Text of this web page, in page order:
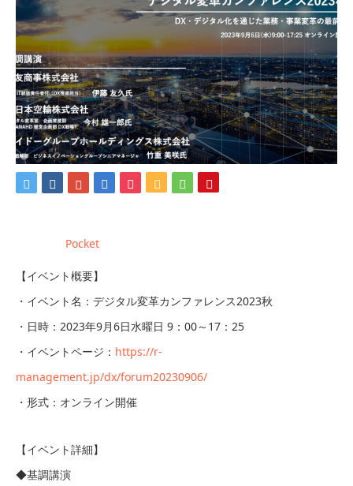
Pocket
【イベント概要】
・イベント名：デジタル変革カンファレンス2023秋
・日時：2023年9月6日水曜日 9：00～17：25
・イベントページ： https://r-
management.jp/dx/forum20230906/
・形式：オンライン開催
【イベント詳細】
◆基調講演